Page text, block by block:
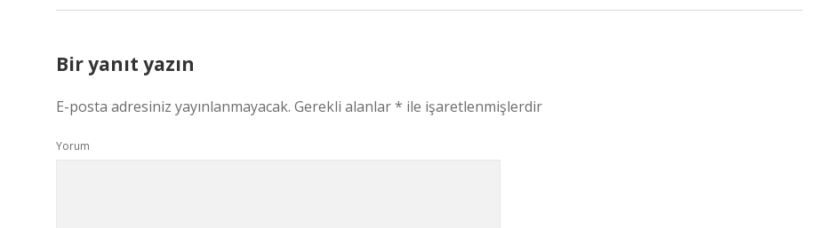
Bir yanıt yazın
E-posta adresiniz yayınlanmayacak. Gerekli alanlar* ile işaretlenmişlerdir
Yorum